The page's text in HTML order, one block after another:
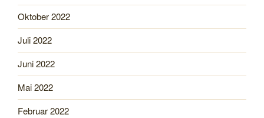
Oktober 2022
Juli 2022
Juni 2022
Mai 2022
Februar 2022